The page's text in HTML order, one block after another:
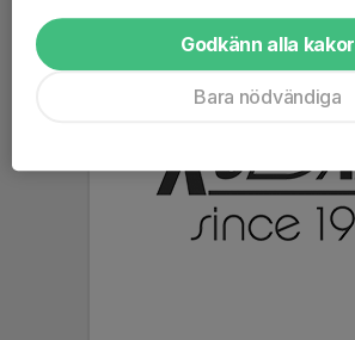
Godkänn alla kakor
Bara nödvändiga